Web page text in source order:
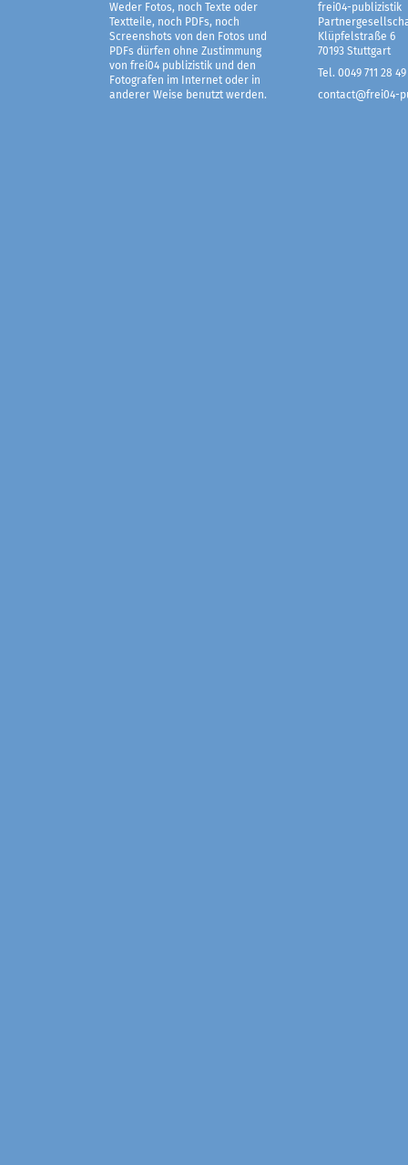
Weder Fotos, noch Texte oder
Textteile, noch PDFs, noch
Screenshots von den Fotos und
PDFs dürfen ohne Zustimmung
von frei04 publizistik und den
Fotografen im Internet oder in
anderer Weise benutzt werden.
frei04-publizistik
Klüpfelstraße 6
70193 Stuttgart
Tel. 0049 711 28 49
contact@frei04-